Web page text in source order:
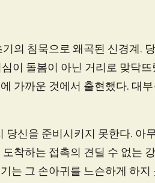
의 침묵으로 왜곡된 신경계.
이 돌봄이 아닌 거리로 맞닥
가까운 것에서 출현했다. 대
신을 준비시키지 못한다. 아
착하는 접촉의 견딜 수 없는
는 그 손아귀를 느슨하게 하지